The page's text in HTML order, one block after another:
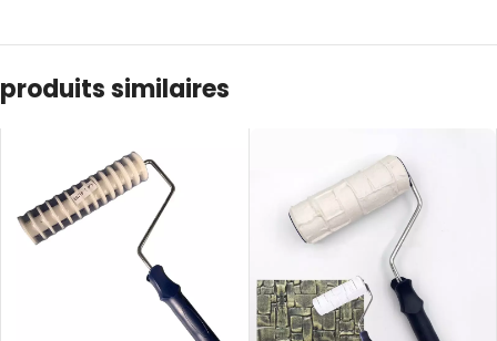
produits similaires